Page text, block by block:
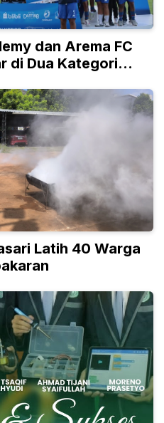
dan Arema FC
di Dua Kategori
Latih 40 Warga